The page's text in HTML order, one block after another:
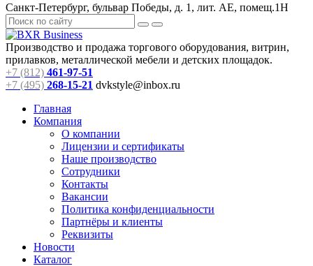
Санкт-Петербург, бульвар Победы, д. 1, лит. АЕ, помещ.1Н
Производство и продажа торгового оборудования, витрин,
прилавков, металлической мебели и детских площадок.
+7 (812) 461-97-51
+7 (495) 268-15-21 dvkstyle@inbox.ru
Главная
Компания
О компании
Лицензии и сертификаты
Наше производство
Сотрудники
Контакты
Вакансии
Политика конфиденциальности
Партнёры и клиенты
Реквизиты
Новости
Каталог